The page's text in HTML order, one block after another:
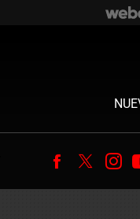
Facebook
Twitter